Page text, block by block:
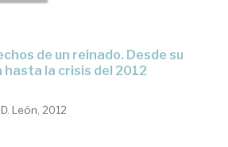
hasta la crisis del 2012
León, 2012